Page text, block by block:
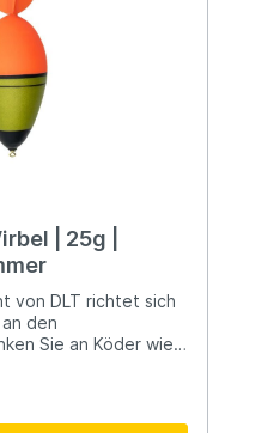
| 25g |
von DLT richtet sich
den
Sie an Köder wie
Ruten, Rollen,